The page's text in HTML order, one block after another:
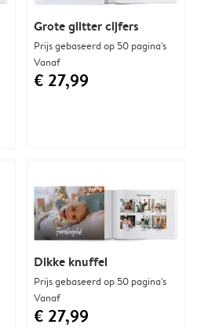
Grote glitter cijfers
Prijs gebaseerd op 50 pagina's
Vanaf
€ 27,99
Dikke knuffel
Prijs gebaseerd op 50 pagina's
Vanaf
€ 27,99